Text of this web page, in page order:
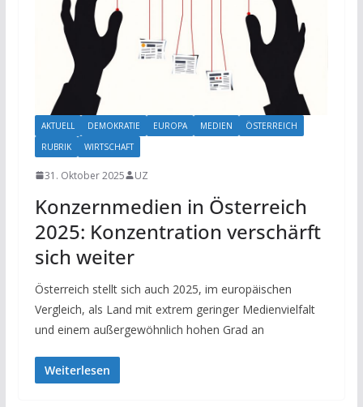
AKTUELL DEMOKRATIE EUROPA MEDIEN
ÖSTERREICH
RUBRIK
WIRTSCHAFT
31. Oktober 2025 UZ
Konzernmedien in Österreich
2025: Konzentration verschärft
sich weiter
Österreich stellt sich auch 2025, im europäischen
Vergleich, als Land mit extrem geringer Medienvielfalt
und einem außergewöhnlich hohen Grad an
Weiterlesen